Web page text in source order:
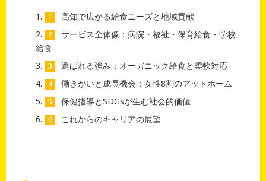
高知で広がる給食ニーズと地域貢献
サービス全体像：病院・福祉・保育給食・学校
給食
選ばれる強み：オーガニック給食と柔軟対応
働きがいと成長機会：女性8割のアットホーム
保健指導とSDGsが生む社会的価値
これからのキャリアの展望